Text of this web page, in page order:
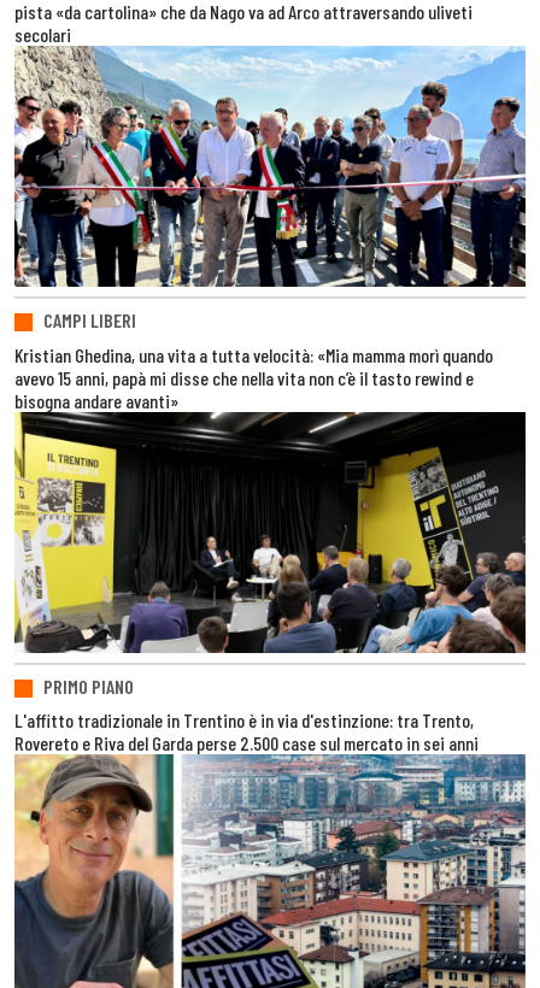
pista «da cartolina» che da Nago va ad Arco attraversando uliveti
secolari
CAMPI LIBERI
Kristian Ghedina, una vita a tutta velocità: «Mia mamma morì quando
avevo 15 anni, papà mi disse che nella vita non c’è il tasto rewind e
bisogna andare avanti»
PRIMO PIANO
L'affitto tradizionale in Trentino è in via d'estinzione: tra Trento,
Rovereto e Riva del Garda perse 2.500 case sul mercato in sei anni